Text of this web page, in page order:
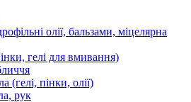
олії, бальзами, міцелярна
гелі для вмивання)
(гелі, пінки, олії)
рук